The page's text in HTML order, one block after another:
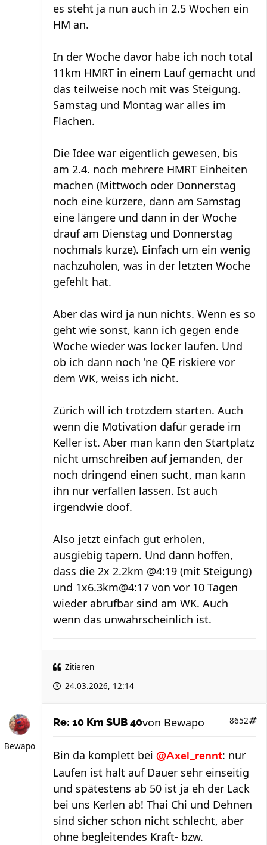
es steht ja nun auch in 2.5 Wochen ein
HM an.
In der Woche davor habe ich noch total
11km HMRT in einem Lauf gemacht und
das teilweise noch mit was Steigung.
Samstag und Montag war alles im
Flachen.
Die Idee war eigentlich gewesen, bis
am 2.4. noch mehrere HMRT Einheiten
machen (Mittwoch oder Donnerstag
noch eine kürzere, dann am Samstag
eine längere und dann in der Woche
drauf am Dienstag und Donnerstag
nochmals kurze). Einfach um ein wenig
nachzuholen, was in der letzten Woche
gefehlt hat.
Aber das wird ja nun nichts. Wenn es so
geht wie sonst, kann ich gegen ende
Woche wieder was locker laufen. Und
ob ich dann noch 'ne QE riskiere vor
dem WK, weiss ich nicht.
Zürich will ich trotzdem starten. Auch
wenn die Motivation dafür gerade im
Keller ist. Aber man kann den Startplatz
nicht umschreiben auf jemanden, der
noch dringend einen sucht, man kann
ihn nur verfallen lassen. Ist auch
irgendwie doof.
Also jetzt einfach gut erholen,
ausgiebig tapern. Und dann hoffen,
dass die 2x 2.2km @4:19 (mit Steigung)
und 1x6.3km@4:17 von vor 10 Tagen
wieder abrufbar sind am WK. Auch
wenn das unwahrscheinlich ist.
Zitieren
24.03.2026, 12:14
Bewapo
Re: 10 Km SUB 40 8652
von Bewapo
Bin da komplett bei @Axel_rennt: nur
Laufen ist halt auf Dauer sehr einseitig
und spätestens ab 50 ist ja eh der Lack
bei uns Kerlen ab! Thai Chi und Dehnen
sind sicher schon nicht schlecht, aber
ohne begleitendes Kraft- bzw.